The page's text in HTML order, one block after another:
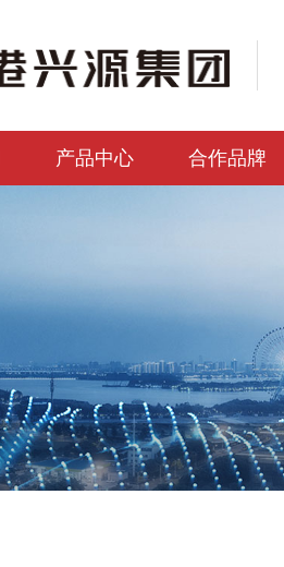
产品中心 合作品牌